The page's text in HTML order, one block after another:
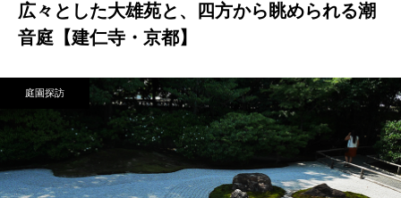
広々とした大雄苑と、四方から眺められる潮
音庭【建仁寺・京都】
庭園探訪